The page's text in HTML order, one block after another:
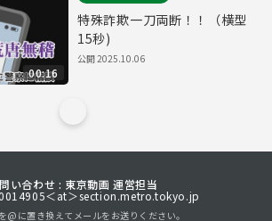
00:16
特殊詐欺一刀両断！！（横型
15秒)
公開2025.10.06
い合わせ : 東京動画 運営担当
＜at＞section.metro.tokyo.jp
に置き換えてメールをお送りください。